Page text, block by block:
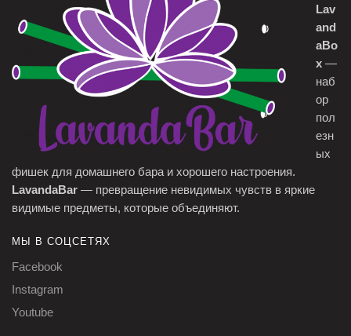
Lav
and
aBo
x—
наб
ор
пол
езн
ых
фишек для домашнего бара и хорошего настроения.
LavandaBar — превращение невидимых чувств в яркие
видимые предметы, которые объединяют.
МЫ В СОЦСЕТЯХ
Facebook
Instagram
Youtube